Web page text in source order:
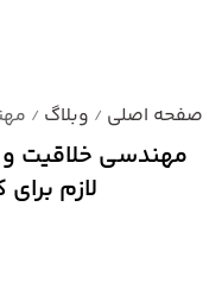
صفحه اصلی / وبلاگ /
مهندسی خلاقیت
لازم